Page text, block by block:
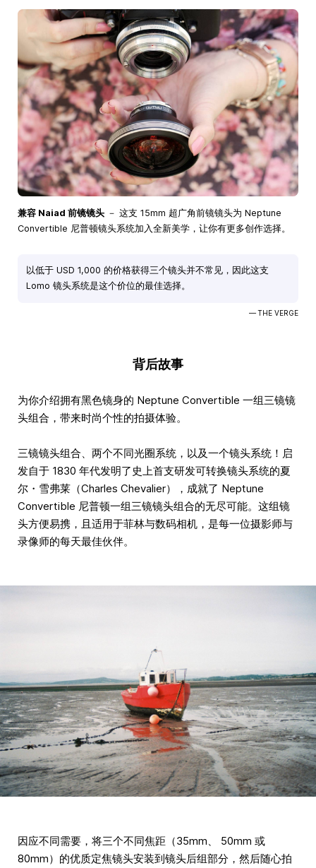
兼容 Naiad 前镜镜头 － 这支 15mm 超广角前镜镜头为 Neptune
Convertible 尼普顿镜头系统加入全新美学，让你有更多创作选择。
以低于 USD 1,000 的价格获得三个镜头并不常见，因此这支
Lomo 镜头系统是这个价位的最佳选择。
— THE VERGE
背后故事
为你介绍拥有黑色镜身的 Neptune Convertible 一组三镜镜
头组合，带来时尚个性的拍摄体验。
三镜镜头组合、两个不同光圈系统，以及一个镜头系统！启
发自于 1830 年代发明了史上首支研发可转换镜头系统的夏
尔・雪弗莱（Charles Chevalier），成就了 Neptune
Convertible 尼普顿一组三镜镜头组合的无尽可能。这组镜
头方便易携，且适用于菲林与数码相机，是每一位摄影师与
录像师的每天最佳伙伴。
因应不同需要，将三个不同焦距（35mm、 50mm 或
80mm）的优质定焦镜头安装到镜头后组部分，然后随心拍